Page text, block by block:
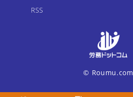
RSS
© Roumu.com